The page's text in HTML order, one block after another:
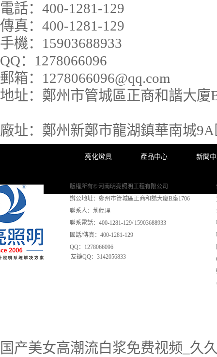
電話： 400-1281-129
傳真： 400-1281-129
手機： 15903688933
QQ： 1278066096
郵箱： 1278066096@qq.com
地址： 鄭州市管城區正商和諧大廈
廠址： 鄭州新鄭市龍湖鎮華南城
亮化燈具 產品中心 新聞
版權所有© 河南明亮照明工程有限公司
辦公地址：鄭州市管城區正商和諧大廈B座1706
聯系人：荊經理
聯系電話：400-1281-129/ 15903688933
固話/傳真：400-1281-129
QQ：1278066096
友鏈QQ：3142056833
国产美女高潮流白浆免费视频_久